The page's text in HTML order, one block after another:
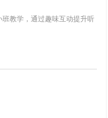
教学，通过趣味互动提升听